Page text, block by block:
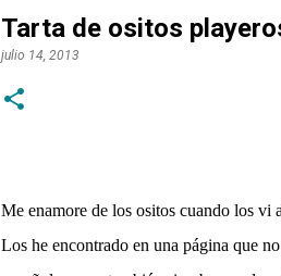
Tarta de ositos
julio 14, 2013
Me enamore de los ositos cuando los vi
Los he encontrado en una página que